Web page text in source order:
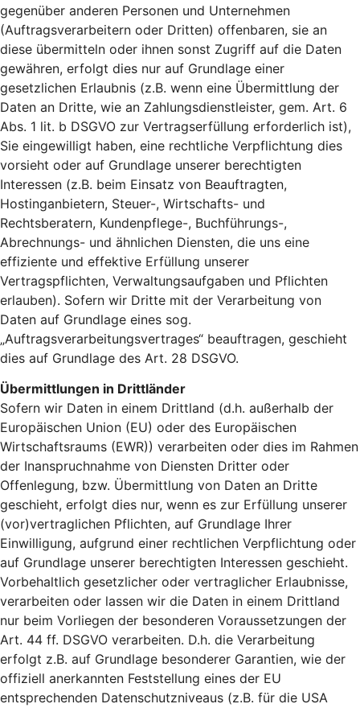
gegenüber anderen Personen und Unternehmen
(Auftragsverarbeitern oder Dritten) offenbaren, sie an
diese übermitteln oder ihnen sonst Zugriff auf die Daten
gewähren, erfolgt dies nur auf Grundlage einer
gesetzlichen Erlaubnis (z.B. wenn eine Übermittlung der
Daten an Dritte, wie an Zahlungsdienstleister, gem. Art. 6
Abs. 1 lit. b DSGVO zur Vertragserfüllung erforderlich ist),
Sie eingewilligt haben, eine rechtliche Verpflichtung dies
vorsieht oder auf Grundlage unserer berechtigten
Interessen (z.B. beim Einsatz von Beauftragten,
Hostinganbietern, Steuer-, Wirtschafts- und
Rechtsberatern, Kundenpflege-, Buchführungs-,
Abrechnungs- und ähnlichen Diensten, die uns eine
effiziente und effektive Erfüllung unserer
Vertragspflichten, Verwaltungsaufgaben und Pflichten
erlauben). Sofern wir Dritte mit der Verarbeitung von
Daten auf Grundlage eines sog.
„Auftragsverarbeitungsvertrages“ beauftragen, geschieht
dies auf Grundlage des Art. 28 DSGVO.
Übermittlungen in Drittländer
Sofern wir Daten in einem Drittland (d.h. außerhalb der
Europäischen Union (EU) oder des Europäischen
Wirtschaftsraums (EWR)) verarbeiten oder dies im Rahmen
der Inanspruchnahme von Diensten Dritter oder
Offenlegung, bzw. Übermittlung von Daten an Dritte
geschieht, erfolgt dies nur, wenn es zur Erfüllung unserer
(vor)vertraglichen Pflichten, auf Grundlage Ihrer
Einwilligung, aufgrund einer rechtlichen Verpflichtung oder
auf Grundlage unserer berechtigten Interessen geschieht.
Vorbehaltlich gesetzlicher oder vertraglicher Erlaubnisse,
verarbeiten oder lassen wir die Daten in einem Drittland
nur beim Vorliegen der besonderen Voraussetzungen der
Art. 44 ff. DSGVO verarbeiten. D.h. die Verarbeitung
erfolgt z.B. auf Grundlage besonderer Garantien, wie der
offiziell anerkannten Feststellung eines der EU
entsprechenden Datenschutzniveaus (z.B. für die USA